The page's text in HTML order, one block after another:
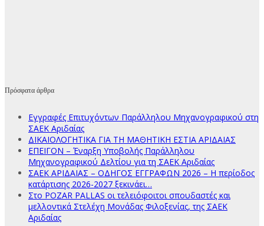
Πρόσφατα άρθρα
Εγγραφές Επιτυχόντων Παράλληλου Μηχανογραφικού στη
ΣΑΕΚ Αριδαίας
ΔΙΚΑΙΟΛΟΓΗΤΙΚΑ ΓΙΑ ΤΗ ΜΑΘΗΤΙΚΗ ΕΣΤΙΑ ΑΡΙΔΑΙΑΣ
ΕΠΕΙΓΟΝ – Έναρξη Υποβολής Παράλληλου
Μηχανογραφικού Δελτίου για τη ΣΑΕΚ Αριδαίας
ΣΑΕΚ ΑΡΙΔΑΙΑΣ – ΟΔΗΓΟΣ ΕΓΓΡΑΦΩΝ 2026 – Η περίοδος
κατάρτισης 2026-2027 ξεκινάει…
Στο POZAR PALLAS οι τελειόφοιτοι σπουδαστές και
μελλοντικά Στελέχη Μονάδας Φιλοξενίας, της ΣΑΕΚ
Αριδαίας